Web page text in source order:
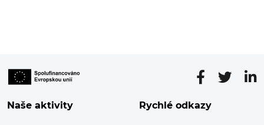
Naše aktivity Rychlé odkazy